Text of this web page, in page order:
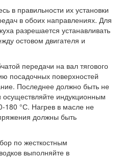
в правильности их установки
в обоих направлениях. Для
разрешается устанавливать
остовом двигателя и
передачи на вал тягового
посадочных поверхностей
Последнее должно быть не
индукционным
180 °С. Нагрев в масле не
должны быть
по жесткостным
выполняйте в